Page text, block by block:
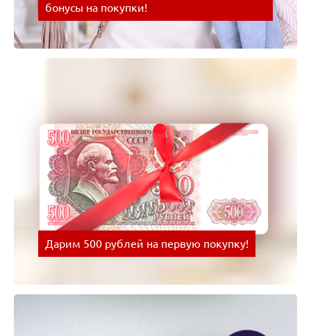
бонусы на покупки!
Покупай красивые платья и получай бонусы на
покупки! Успевайте воспользоваться выгодным
предложением!
Дарим 500 рублей на первую покупку!
на следующую покупку!